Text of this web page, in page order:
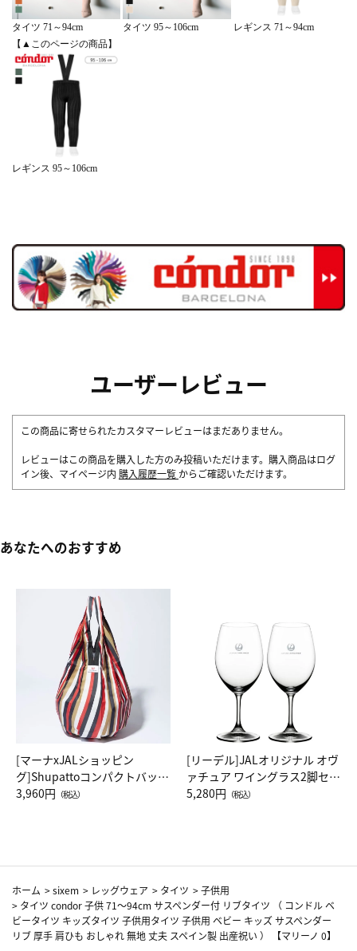
タイツ 71～94cm
【▲このページの商品】
タイツ 95～106cm レギンス 71～94cm
レギンス 95～106cm
ユーザーレビュー
この商品に寄せられたカスタマーレビューはまだありません。
レビューはこの商品を購入した方のみ投稿いただけます。購入商品はログ
イン後、マイページ内 購入履歴一覧 からご確認いただけます。
あなたへのおすすめ
[マーナxJALショッピン
グ]Shupattoコンパクトバッグ
Drop JAL客室乗務員（LC）ス
3,960円 （税込）
[リーデル]JALオリジナル オヴ
ァチュア ワイングラス2脚セッ
ト（レッドワイン）
5,280円 （税込）
ホーム >sixem > レッグウェア > タイツ >子供用
> タイツ condor 子供 71～94cm サスペンダー付 リブタイツ （ コンドル ベ
ビータイツ キッズタイツ 子供用タイツ 子供用 ベビー キッズ サスペンダー
リブ 厚手 肩ひも おしゃれ 無地 丈夫 スペイン製 出産祝い ） 【マリーノ 0】